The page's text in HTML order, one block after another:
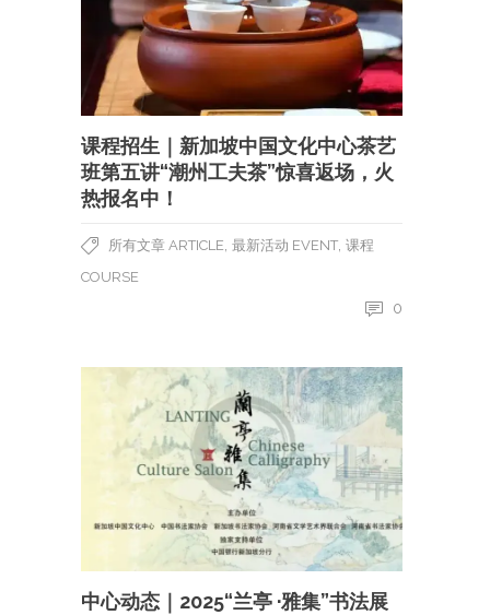
课程招生｜新加坡中国文化中心茶艺
班第五讲“潮州工夫茶”惊喜返场，火
热报名中！
所有文章 ARTICLE 最新活动 EVENT 课程
COURSE
0
中心动态｜2025“兰亭 ·雅集”书法展